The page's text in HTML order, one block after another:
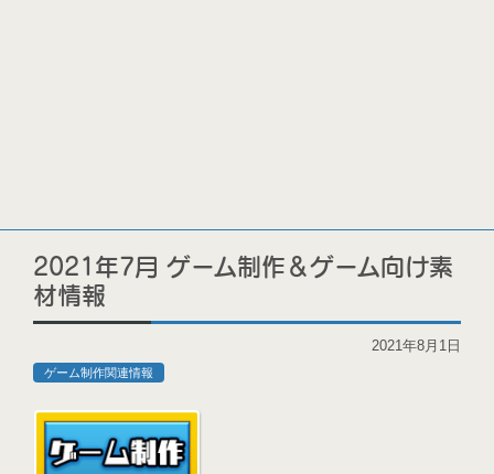
2021年7月 ゲーム制作＆ゲーム向け素
材情報
2021年8月1日
ゲーム制作関連情報